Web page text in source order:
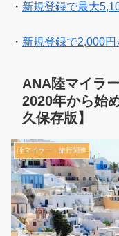
・ 新規登録で最大
・ 新規登録で2,000
ANA陸マイラ
2020年から始
久保存版】
陸マイラー・旅行関連